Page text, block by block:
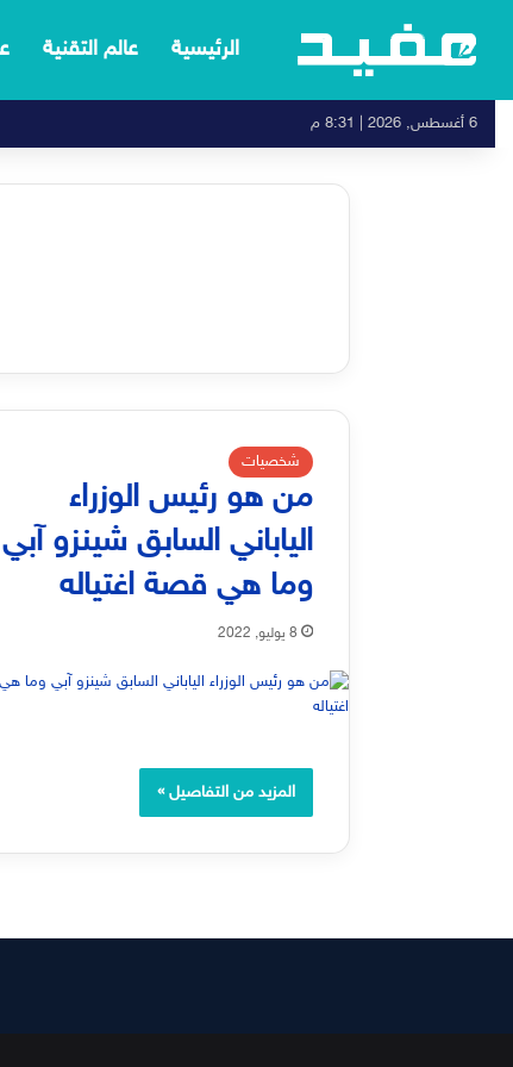
الرئيسية عالم التقنية
6 أغسطس, 2026 | 8:31 م
شخصيات
من هو رئيس الوزراء
الياباني السابق شينزو آبي
وما هي قصة اغتياله
8 يوليو, 2022
المزيد من التفاصيل »